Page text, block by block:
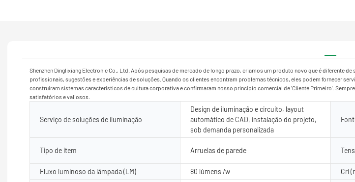
Shenzhen Dinglixiang Electronic Co., Ltd. Após pesquisas de mercado de longo prazo, criamos um produto novo que é diferente
profissionais, sugestões e experiências de soluções. Quando os clientes encontram problemas técnicos, eles podem fornecer
construíram sistemas característicos de cultura corporativa e confirmaram nosso princípio comercial de 'Cliente Primeiro'.
satisfatórios e valiosos.
Serviço de soluções de iluminação
Design de iluminação e circuito, layout
automático de CAD, instalação do projeto,
sob demanda personalizada
Tipo de item Arruelas de parede
Fluxo luminoso da lâmpada (LM)
80 lúmens /w Cri